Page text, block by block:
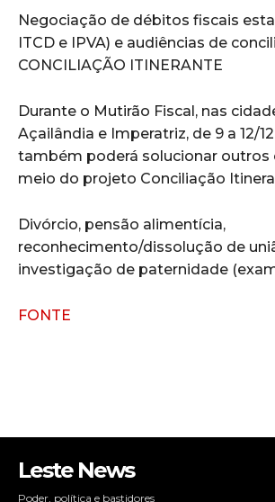
Negociação de débitos fiscais
ITCD e IPVA) e audiências de
CONCILIAÇÃO ITINERANTE
Durante o Mutirão Fiscal, nas
Açailândia e Imperatriz, de 9 a 12/
também poderá solucionar outros
meio do projeto Conciliação
Divórcio, pensão alimentícia,
reconhecimento/dissolução de
investigação de paternidade
FONTE
Leste News
Poder, política e bastidores